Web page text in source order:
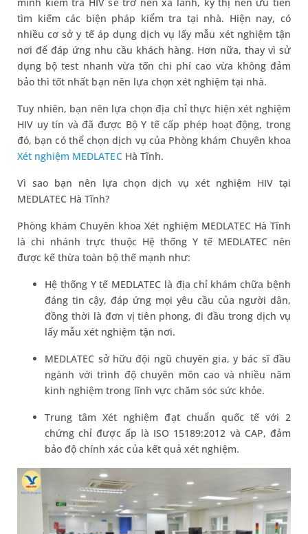
tìm kiếm các biện pháp kiểm tra tại nhà. Hiện nay, có
nhiều cơ sở y tế áp dụng dịch vụ lấy mẫu xét nghiệm tận
nơi để đáp ứng nhu cầu khách hàng. Hơn nữa, thay vì sử
dụng bộ test nhanh vừa tốn chi phí cao vừa không đảm
bảo thì tốt nhất bạn nên lựa chọn xét nghiệm tại nhà.
Tuy nhiên, bạn nên lựa chọn địa chỉ thực hiện xét nghiệm
HIV uy tín và đã được Bộ Y tế cấp phép hoạt động, trong
đó, bạn có thể chọn dịch vụ của Phòng khám Chuyên khoa
Xét nghiệm MEDLATECHà Tĩnh.
Vì sao bạn nên lựa chọn dịch vụ xét nghiệm HIV tại
MEDLATEC Hà Tĩnh?
Phòng khám Chuyên khoa Xét nghiệm MEDLATEC Hà Tĩnh
là chi nhánh trực thuộc Hệ thống Y tế MEDLATEC nên
được kế thừa toàn bộ thế mạnh như:
Hệ thống Y tế MEDLATEC là địa chỉ khám chữa bệnh
đáng tin cậy, đáp ứng mọi yêu cầu của người dân,
đồng thời là đơn vị tiên phong, đi đầu trong dịch vụ
lấy mẫu xét nghiệm tận nơi.
MEDLATEC sở hữu đội ngũ chuyên gia, y bác sĩ đầu
ngành với trình độ chuyên môn cao và nhiều năm
kinh nghiệm trong lĩnh vực chăm sóc sức khỏe.
Trung tâm Xét nghiệm đạt chuẩn quốc tế với 2
chứng chỉ được ấp là ISO 15189:2012 và CAP, đảm
bảo độ chính xác của kết quả xét nghiệm.